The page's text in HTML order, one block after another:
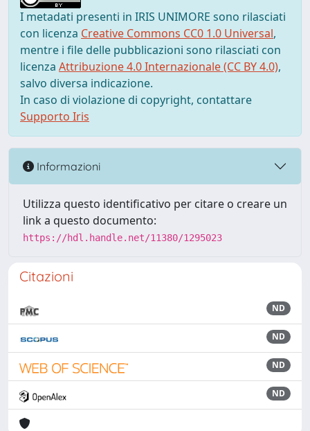
I metadati presenti in IRIS UNIMORE sono rilasciati
con licenza Creative Commons CC0 1.0 Universal,
mentre i file delle pubblicazioni sono rilasciati con
licenza Attribuzione 4.0 Internazionale (CC BY 4.0),
salvo diversa indicazione.
In caso di violazione di copyright, contattare
Supporto Iris
Informazioni
Utilizza questo identificativo per citare o creare un
link a questo documento:
https://hdl.handle.net/11380/1295023
Citazioni
ND
ND
ND
ND